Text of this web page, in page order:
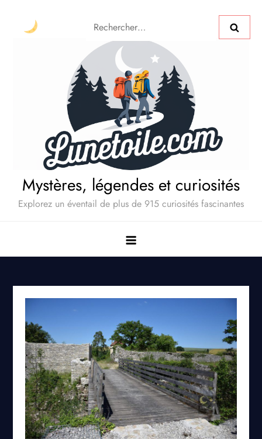
Mystères, légendes et curiosités
Explorez un éventail de plus de 915 curiosités fascinantes